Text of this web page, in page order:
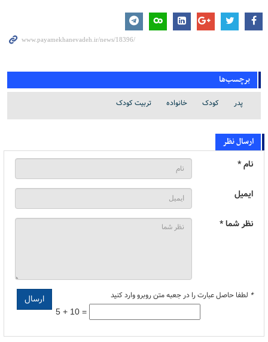
برچسب‌ها
پدر کودک‌ خانواده تربیت کودک
ارسال نظر
نام *
ایمیل
نظر شما *
* لطفا حاصل عبارت را در جعبه متن روبرو وارد کنید
5 + 10 =